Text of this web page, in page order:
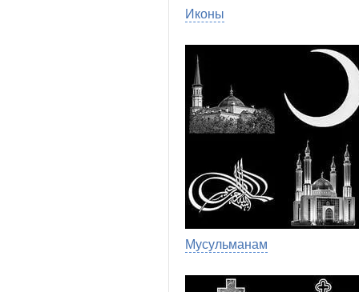
Иконы
Мусульманам